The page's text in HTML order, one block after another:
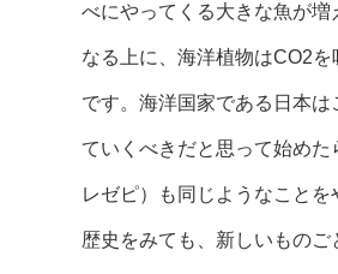
べにやってくる大きな魚が増
なる上に、海洋植物はCO2
です。海洋国家である日本は
ていくべきだと思って始めた
レゼピ）も同じようなことを
歴史をみても、新しいものご